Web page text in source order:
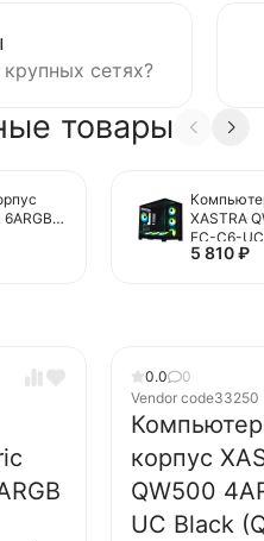
сетях?
товары
6ARGB-
XASTRA
FC-C6-
2FA36A-
5 810₽
0.0
0
Vendor code33250
корпус
QW500
UC Black